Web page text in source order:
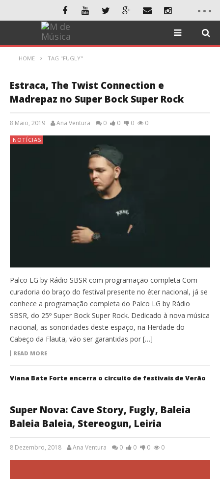
HOME TAG "FUGLY"
Estraca, The Twist Connection e
Madrepaz no Super Bock Super Rock
8 Maio, 2019 Ana Ventura 0 0 0 0
NOTÍCIAS
Palco LG by Rádio SBSR com programação completa Com
curadoria do braço do festival presente no éter nacional, já se
conhece a programação completa do Palco LG by Rádio
SBSR, do 25º Super Bock Super Rock. Dedicado à nova música
nacional, as sonoridades deste espaço, na Herdade do
Cabeço da Flauta, vão ser garantidas por […]
READ MORE
Viana Bate Forte encerra o circuito de festivais de Verão
Super Nova: Cave Story, Fugly, Baleia
Baleia Baleia, Stereogun, Leiria
8 Dezembro, 2018 Ana Ventura 0 0 0 0